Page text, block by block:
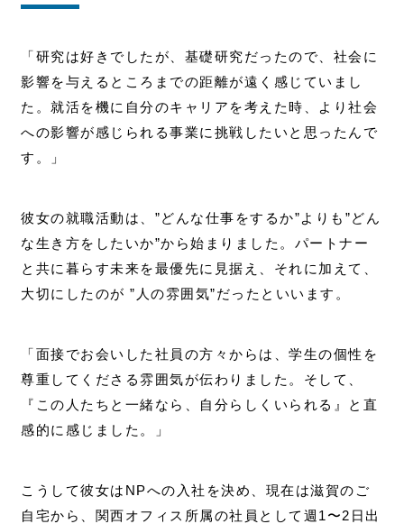
「研究は好きでしたが、基礎研究だったので、社会に
影響を与えるところまでの距離が遠く感じていまし
た。就活を機に自分のキャリアを考えた時、より社会
への影響が感じられる事業に挑戦したいと思ったんで
す。」
彼女の就職活動は、”どんな仕事をするか”よりも”どん
な生き方をしたいか”から始まりました。パートナー
と共に暮らす未来を最優先に見据え、それに加えて、
大切にしたのが ”人の雰囲気”だったといいます。
「面接でお会いした社員の方々からは、学生の個性を
尊重してくださる雰囲気が伝わりました。そして、
『この人たちと一緒なら、自分らしくいられる』と直
感的に感じました。」
こうして彼女はNPへの入社を決め、現在は滋賀のご
自宅から、関西オフィス所属の社員として週1〜2日出